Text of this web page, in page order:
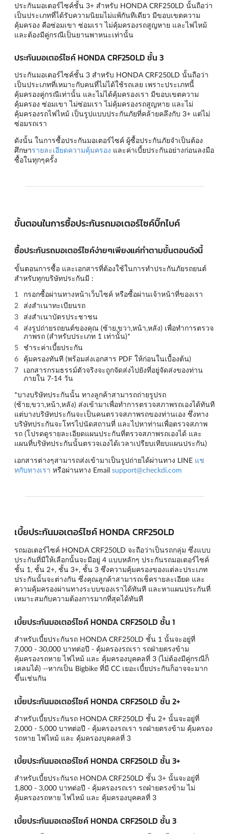
ประกันมอเตอร์ไซค์ชั้น 3+ สำหรับ HONDA CRF250LD นั้นถือว่า
เป็นประเภทที่ได้รับความนิยมไม่แพ้กันทีเดียว มีขอบเขตความ
คุ้มครอง คือซ่อมเขา ซ่อมเรา ไม่คุ้มครองรถสูญหาย และไฟไหม้
และต้องมีคู่กรณีเป็นยานพาหนะเท่านั้น
ประกันมอเตอร์ไซค์ HONDA CRF250LD ชั้น 3
ประกันมอเตอร์ไซค์ชั้น 3 สำหรับ HONDA CRF250LD นั้นถือว่า
เป็นประเภทที่เหมาะกับคนที่ไม่ได้ใช้รถเลย เพราะประเภทนี้
คุ้มครองคู่กรณีเท่านั้น และไม่ได้คุ้มครองเรา มีขอบเขตความ
คุ้มครอง ซ่อมเขา ไม่ซ่อมเรา ไม่คุ้มครองรถสูญหาย และไม่
คุ้มครองรถไฟไหม้ เป็นรูปแบบประกันภัยที่คล้ายคลึงกับ 3+ แต่ไม่
ซ่อมรถเรา
ดังนั้น ในการซื้อประกันมอเตอร์ไซค์ ผู้ซื้อประกันภัยจำเป็นต้อง
ศึกษารายละเอียดความคุ้มครอง และค่าเบี้ยประกันอย่างก่อนลงมือ
ซื้อในทุกๆครั้ง
ขั้นตอนในการซื้อประกันรถมอเตอร์ไซค์บิ๊กไบค์
ซื้อประกันรถมอเตอร์ไซค์ง่ายๆเพียงแค่ทำตามขั้นตอนดังนี้
ขั้นตอนการซื้อ และเอกสารที่ต้องใช้ในการทำประกันภัยรถยนต์
สำหรับทุกบริษัทประกันมี :
กรอกซื้อผ่านทางหน้าเว็บไซค์ หรือซื้อผ่านเจ้าหน้าที่ของเรา
ส่งสำเนาทะเบียนรถ
ส่งสำเนาบัตรประชาชน
ส่งรูปถ่ายรถยนต์ของคุณ (ซ้าย,ขวา,หน้า,หลัง) เพื่อทำการตรวจ
ภาพรถ (สำหรับประเภท 1 เท่านั้น)*
ชำระค่าเบี้ยประกัน
คุ้มครองทันที (พร้อมส่งเอกสาร PDF ให้ก่อนในเบื้องต้น)
เอกสารกรมธรรม์ตัวจริงจะถูกจัดส่งไปยังที่อยู่จัดส่งของท่าน
ภายใน 7-14 วัน
*บางบริษัทประกันนั้น ทางลูกค้าสามารถถ่ายรูปรถ
(ซ้าย,ขวา,หน้า,หลัง) ส่งเข้ามาเพื่อทำการตรวจสภาพรถเองได้ทันที
แต่บางบริษัทประกันจะเป็นคนตรวจสภาพรถของท่านเอง ซึ่งทาง
บริษัทประกันจะโทรไปนัดสถานที่ และไปหาท่านเพื่อตรวจสภาพ
รถ (โปรดดูรายละเอียดแผนประกันที่ตรวจสภาพรถเองได้ และ
แผนที่บริษัทประกันนั้นตรวจเองได้เวลาเปรียบเทียบแผนประกัน)
เอกสารต่างๆสามารถส่งเข้ามาเป็นรูปถ่ายได้ผ่านทาง LINE แช
ทกับทางเรา หรือผ่านทาง Email support@checkdi.com
เบี้ยประกันมอเตอร์ไซค์ HONDA CRF250LD
รถมอเตอร์ไซค์ HONDA CRF250LD จะถือว่าเป็นรถกลุ่ม ซึ่งแบบ
ประกันที่มีให้เลือกนั้นจะมีอยู่ 4 แบบหลักๆ ประกันรถมอเตอร์ไซค์
ชั้น 1, ชั้น 2+, ชั้น 3+, ชั้น 3 ซึ่งความคุ้มครองของแต่ละประเภท
ประกันนั้นจะต่างกัน ซึ่งคุณลูกค้าสามารถเช็ครายละเอียด และ
ความคุ้มครองผ่านทางระบบของเราได้ทันที และหาแผนประกันที่
เหมาะสมกับความต้องการมากที่สุดได้ทันที
เบี้ยประกันมอเตอร์ไซค์ HONDA CRF250LD ชั้น 1
สำหรับเบี้ยประกันรถ HONDA CRF250LD ชั้น 1 นั้นจะอยู่ที่
7,000 - 30,000 บาทต่อปี - คุ้มครองรถเรา รถฝ่ายตรงข้าม
คุ้มครองรถหาย ไฟไหม้ และ คุ้มครองบุคคลที่ 3 (ไม่ต้องมีคู่กรณีก็
เคลมได้) --หากเป็น Bigbike ที่มี CC เยอะเบี้ยประกันก็อาจจะมาก
ขึ้นเช่นกัน
เบี้ยประกันมอเตอร์ไซค์ HONDA CRF250LD ชั้น 2+
สำหรับเบี้ยประกันรถ HONDA CRF250LD ชั้น 2+ นั้นจะอยู่ที่
2,000 - 5,000 บาทต่อปี - คุ้มครองรถเรา รถฝ่ายตรงข้าม คุ้มครอง
รถหาย ไฟไหม้ และ คุ้มครองบุคคลที่ 3
เบี้ยประกันมอเตอร์ไซค์ HONDA CRF250LD ชั้น 3+
สำหรับเบี้ยประกันรถ HONDA CRF250LD ชั้น 3+ นั้นจะอยู่ที่
1,800 - 3,000 บาทต่อปี - คุ้มครองรถเรา รถฝ่ายตรงข้าม ไม่
คุ้มครองรถหาย ไฟไหม้ และ คุ้มครองบุคคลที่ 3
เบี้ยประกันมอเตอร์ไซค์ HONDA CRF250LD ชั้น 3